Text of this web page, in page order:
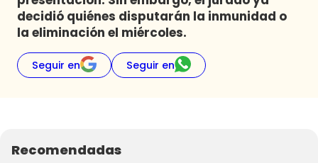
decidió quiénes disputarán la inmunidad o
la eliminación el miércoles.
Seguir en Seguir en
Recomendadas